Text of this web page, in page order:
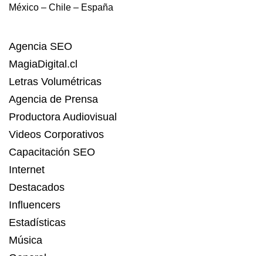
México – Chile – España
Agencia SEO
MagiaDigital.cl
Letras Volumétricas
Agencia de Prensa
Productora Audiovisual
Videos Corporativos
Capacitación SEO
Internet
Destacados
Influencers
Estadísticas
Música